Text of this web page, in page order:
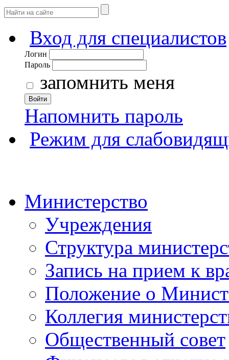
Вход для специалистов
Логин
Пароль
запомнить меня
Войти
Напомнить пароль
Режим для
Министерство
Учреждения
Структура
Запись на прием к
Положение о
Коллегия
Общественный совет